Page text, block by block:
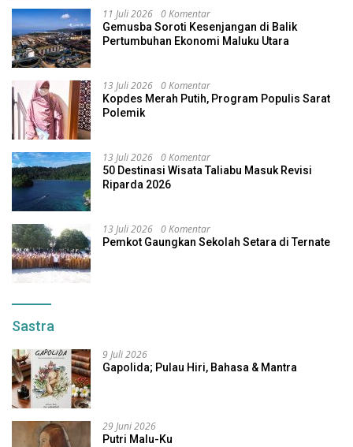
11 Juli 2026 0 Komentar
Gemusba Soroti Kesenjangan di Balik
Pertumbuhan Ekonomi Maluku Utara
13 Juli 2026 0 Komentar
Kopdes Merah Putih, Program Populis Sarat
Polemik
13 Juli 2026 0 Komentar
50 Destinasi Wisata Taliabu Masuk Revisi
Riparda 2026
13 Juli 2026 0 Komentar
Pemkot Gaungkan Sekolah Setara di Ternate
Sastra
9 Juli 2026
Gapolida; Pulau Hiri, Bahasa & Mantra
29 Juni 2026
Putri Malu-Ku